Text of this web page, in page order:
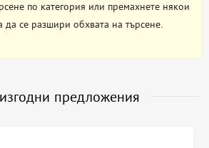
по категория или премахнете някои
да се разшири обхвата на търсене.
предложения